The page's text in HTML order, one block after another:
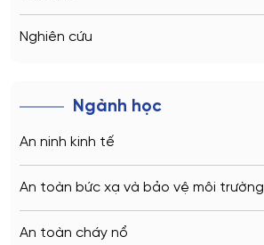
Kaliningrad
Nghiên cứu
Ngành học
An ninh kinh tế
An toàn bức xạ và bảo vệ môi trường
An toàn cháy nổ